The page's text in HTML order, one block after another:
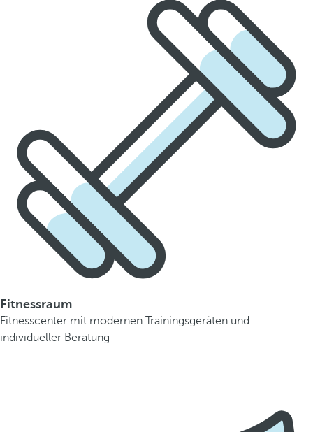
Fitnessraum
Fitnesscenter mit modernen Trainingsgeräten und
individueller Beratung